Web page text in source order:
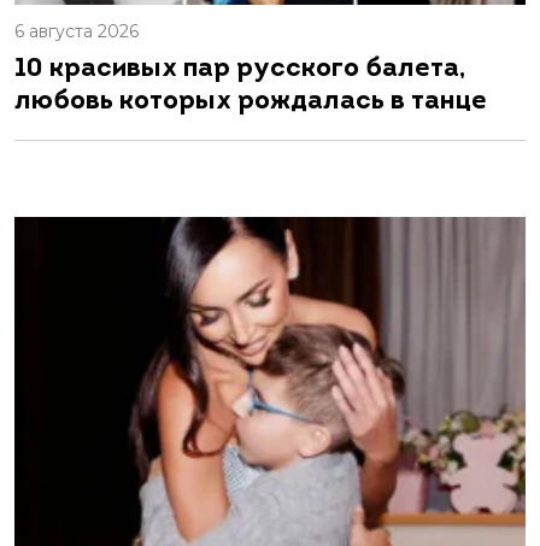
6 августа 2026
10 красивых пар русского балета,
любовь которых рождалась в танце